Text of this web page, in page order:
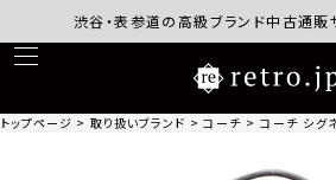
渋谷・表参道の高級ブランド中古通販サ
トップページ 取り扱いブランド コーチ コーチ シグ